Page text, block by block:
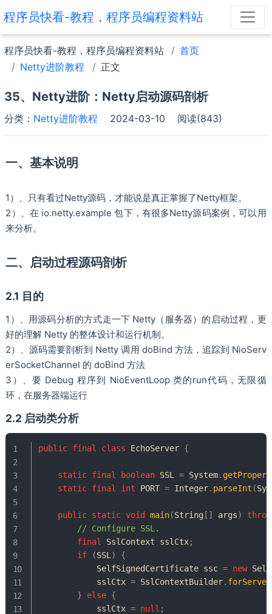
程序员快看-教程，程序员编程资料站
程序员快看-教程，程序员编程资料站
首页
Netty进阶教程
正文
35、Netty进阶：Netty启动源码剖析
分类： Netty进阶教程 2024-03-10 阅读(843)
一、基本说明
1）、只有看过Netty源码，才能说是真正掌握了Netty框架。
2）、在 io.netty.example 包下，有很多Netty源码案例，可以用
来分析。
二、启动过程源码剖析
2.1 目的
1）、用源码分析的方式走一下 Netty（服务器）的启动过程，更
好的理解 Netty 的整体设计和运行机制。
2）、源码需要剖析到 Netty 调用 doBind 方法，追踪到 NioServ
erSocketChannel 的 doBind 方法
3）、要 Debug 程序到 NioEventLoop 类的run代码，无限循
环，在服务器端运行
2.2 启动类分析
public final class EchoServer {
static final boolean SSL = System.
static final int PORT = Integer. parseInt (
public static void main(String[ ] args)
// Configure SSL.
final
SslContext sslCtx;
if
(SSL )
{
SelfSignedCertificate ssc = new
            sslCtx
= SslContextBuilder. forServer
}
else {
            sslCtx
= null ;